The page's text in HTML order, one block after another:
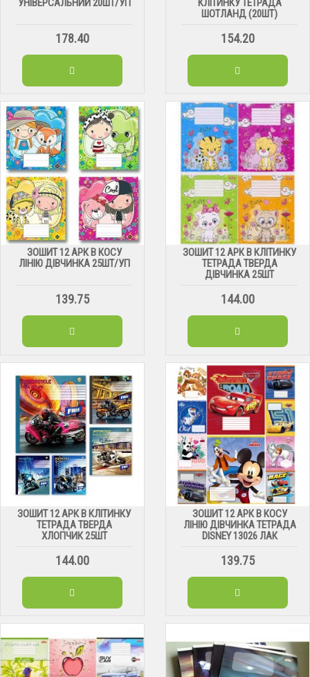
УНІВЕРСАЛЬНИЙ 20ШТ/УП
178.40
КЛІТИНКУ ТЕТРАДА
ШОТЛАНД (20ШТ)
154.20
ЗОШИТ 12 АРК В КОСУ
ЛІНІЮ ДІВЧИНКА 25ШТ/УП
139.75
ЗОШИТ 12 АРК В КЛІТИНКУ
ТЕТРАДА ТВЕРДА
ДІВЧИНКА 25ШТ
144.00
ЗОШИТ 12 АРК В КЛІТИНКУ
ТЕТРАДА ТВЕРДА
ХЛОПЧИК 25ШТ
144.00
ЗОШИТ 12 АРК В КОСУ
ЛІНІЮ ДІВЧИНКА ТЕТРАДА
DISNEY 13026 ЛАК
139.75